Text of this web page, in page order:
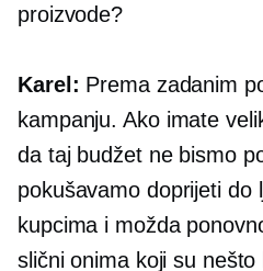
proizvode?
Karel: Prema zadanim
kampanju. Ako imate
da taj budžet ne bismo
pokušavamo doprijeti do
kupcima i možda
slični onima koji su